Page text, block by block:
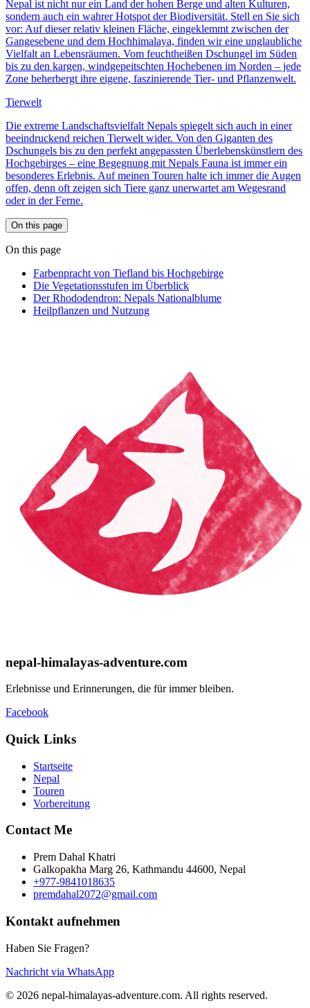
Nepal ist nicht nur ein Land der hohen Berge und alten Kulturen,
sondern auch ein wahrer Hotspot der Biodiversität. Stell en Sie sich
vor: Auf dieser relativ kleinen Fläche, eingeklemmt zwischen der
Gangesebene und dem Hochhimalaya, finden wir eine unglaubliche
Vielfalt an Lebensräumen. Vom feuchtheißen Dschungel im Süden
bis zu den kargen, windgepeitschten Hochebenen im Norden – jede
Zone beherbergt ihre eigene, faszinierende Tier- und Pflanzenwelt.
Tierwelt
Die extreme Landschaftsvielfalt Nepals spiegelt sich auch in einer
beeindruckend reichen Tierwelt wider. Von den Giganten des
Dschungels bis zu den perfekt angepassten Überlebenskünstlern des
Hochgebirges – eine Begegnung mit Nepals Fauna ist immer ein
besonderes Erlebnis. Auf meinen Touren halte ich immer die Augen
offen, denn oft zeigen sich Tiere ganz unerwartet am Wegesrand
oder in der Ferne.
On this page
On this page
Farbenpracht von Tiefland bis Hochgebirge
Die Vegetationsstufen im Überblick
Der Rhododendron: Nepals Nationalblume
Heilpflanzen und Nutzung
nepal-himalayas-adventure.com
Erlebnisse und Erinnerungen, die für immer bleiben.
Facebook
Quick Links
Startseite
Nepal
Touren
Vorbereitung
Contact Me
Prem Dahal Khatri
Galkopakha Marg 26, Kathmandu 44600, Nepal
+977-9841018635
premdahal2072@gmail.com
Kontakt aufnehmen
Haben Sie Fragen?
Nachricht via WhatsApp
© 2026 nepal-himalayas-adventure.com. All rights reserved.